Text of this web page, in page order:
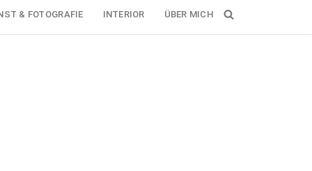
& FOTOGRAFIE INTERIOR ÜBER MICH